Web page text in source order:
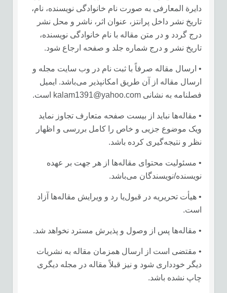
دایرة المعارفی به صورت نام خانوادگی نویسنده‌، نام،
تاریخ نشر داخل پرانتز، عنوان اثر، ناشر و محل نشر
درج گردد و در متن مقاله با نام خانوادگی نویسنده،
تاریخ نشر و درج شماره جلد و صفحه ارجاع شود.
• ارسال مقاله صرفاً با ثبت نام در وب سایت مجله و‌
ارسال مقاله از آن طریق امکانپذیر می‌باشد. ایمیل
فصلنامه به نشانی kalam1391@yahoo.com است.
• مقاله‌ها نباید از بیست صفحه متعارف تجاوز نماید
و‌یک موضوع جزیی و خاص را کامل بررسی و اظهار
نظر و نتیجه‌گیری کرده باشد.
• مسئولیت محتوای مقاله‌ها از هر جهت بر عهده
نویسنده/نویسندگان می‌باشد.
• هیأت تحریریه در قبول‌یا رد و ویرایش مقاله‌ها آزاد
است.
• مقاله‌ها پس از وصول و پذیرش مسترد نخواهد شد.
• مقتضی است از ارسال همزمان مقاله به نشریات
دیگر خودداری شود و نیز قبلاً مقاله در مجله دیگری
چاپ نشده باشد.